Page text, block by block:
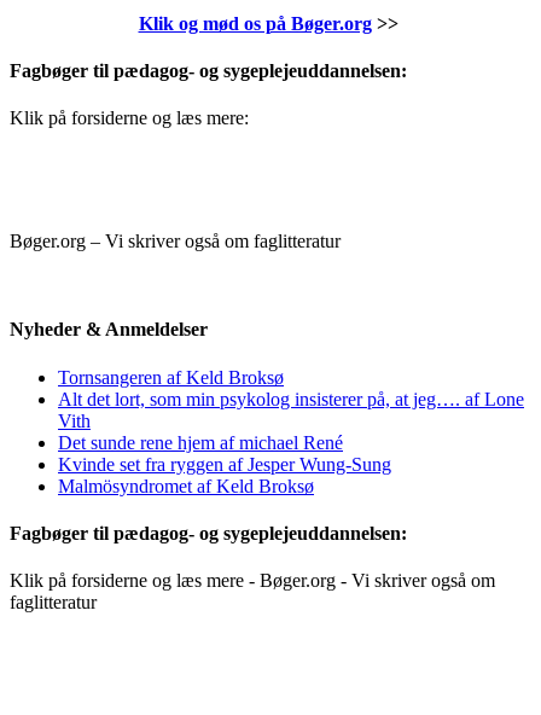
Klik og mød os på Bøger.org>>
Fagbøger til pædagog- og sygeplejeuddannelsen:
Klik på forsiderne og læs mere:
Bøger.org – Vi skriver også om faglitteratur
Nyheder & Anmeldelser
Tornsangeren af Keld Broksø
Alt det lort, som min psykolog insisterer på, at jeg…. af Lone
Vith
Det sunde rene hjem af michael René
Kvinde set fra ryggen af Jesper Wung-Sung
Malmösyndromet af Keld Broksø
Fagbøger til pædagog- og sygeplejeuddannelsen:
Klik på forsiderne og læs mere - Bøger.org - Vi skriver også om
faglitteratur